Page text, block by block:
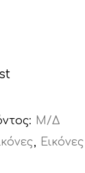
Μ/Δ
,